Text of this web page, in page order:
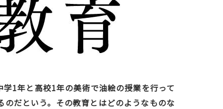
1年と高校1年の美術で油絵の授業を行って
だという。その教育とはどのようなものな